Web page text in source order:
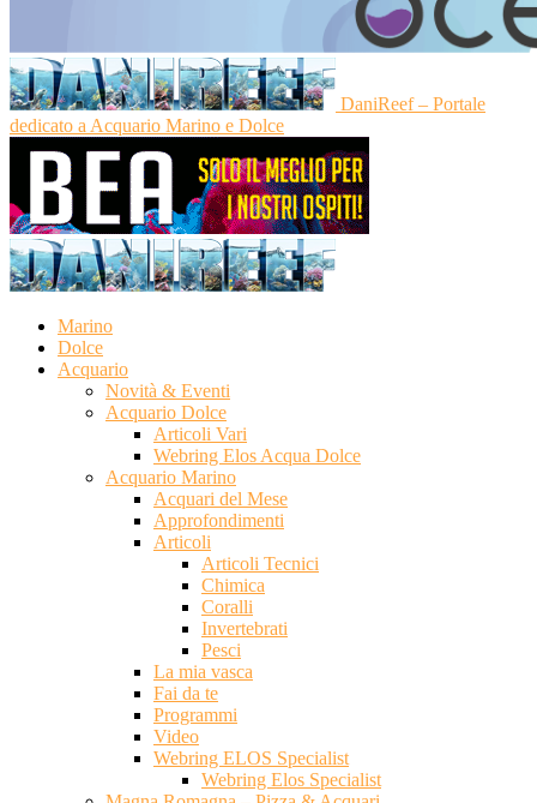
DaniReef – Portale
dedicato a Acquario Marino e Dolce
Marino
Dolce
Acquario
Novità & Eventi
Acquario Dolce
Articoli Vari
Webring Elos Acqua Dolce
Acquario Marino
Acquari del Mese
Approfondimenti
Articoli
Articoli Tecnici
Chimica
Coralli
Invertebrati
Pesci
La mia vasca
Fai da te
Programmi
Video
Webring ELOS Specialist
Webring Elos Specialist